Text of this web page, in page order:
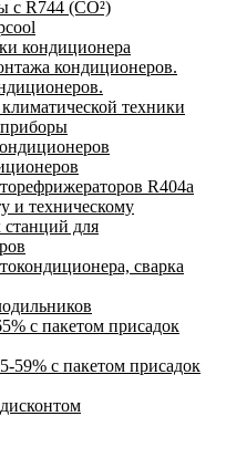
с R744 (CO²)
кондиционера
кондиционеров.
техники
R404a
и техническому
для
сварка
с пакетом присадок
59% с пакетом присадок